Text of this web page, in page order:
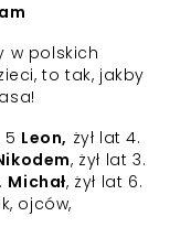
w polskich
to tak, jakby
5 Leon, żył lat 4.
, żył lat 3.
Michał, żył lat 6.
ojców,